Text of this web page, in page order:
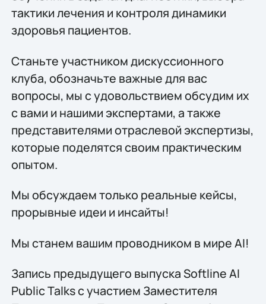
тактики лечения и контроля динамики
здоровья пациентов.
Станьте участником дискуссионного
клуба, обозначьте важные для вас
вопросы, мы с удовольствием обсудим их
с вами и нашими экспертами, а также
представителями отраслевой экспертизы,
которые поделятся своим практическим
опытом.
Мы обсуждаем только реальные кейсы,
прорывные идеи и инсайты!
Мы станем вашим проводником в мире AI!
Запись предыдущего выпуска Softline AI
Public Talks с участием Заместителя